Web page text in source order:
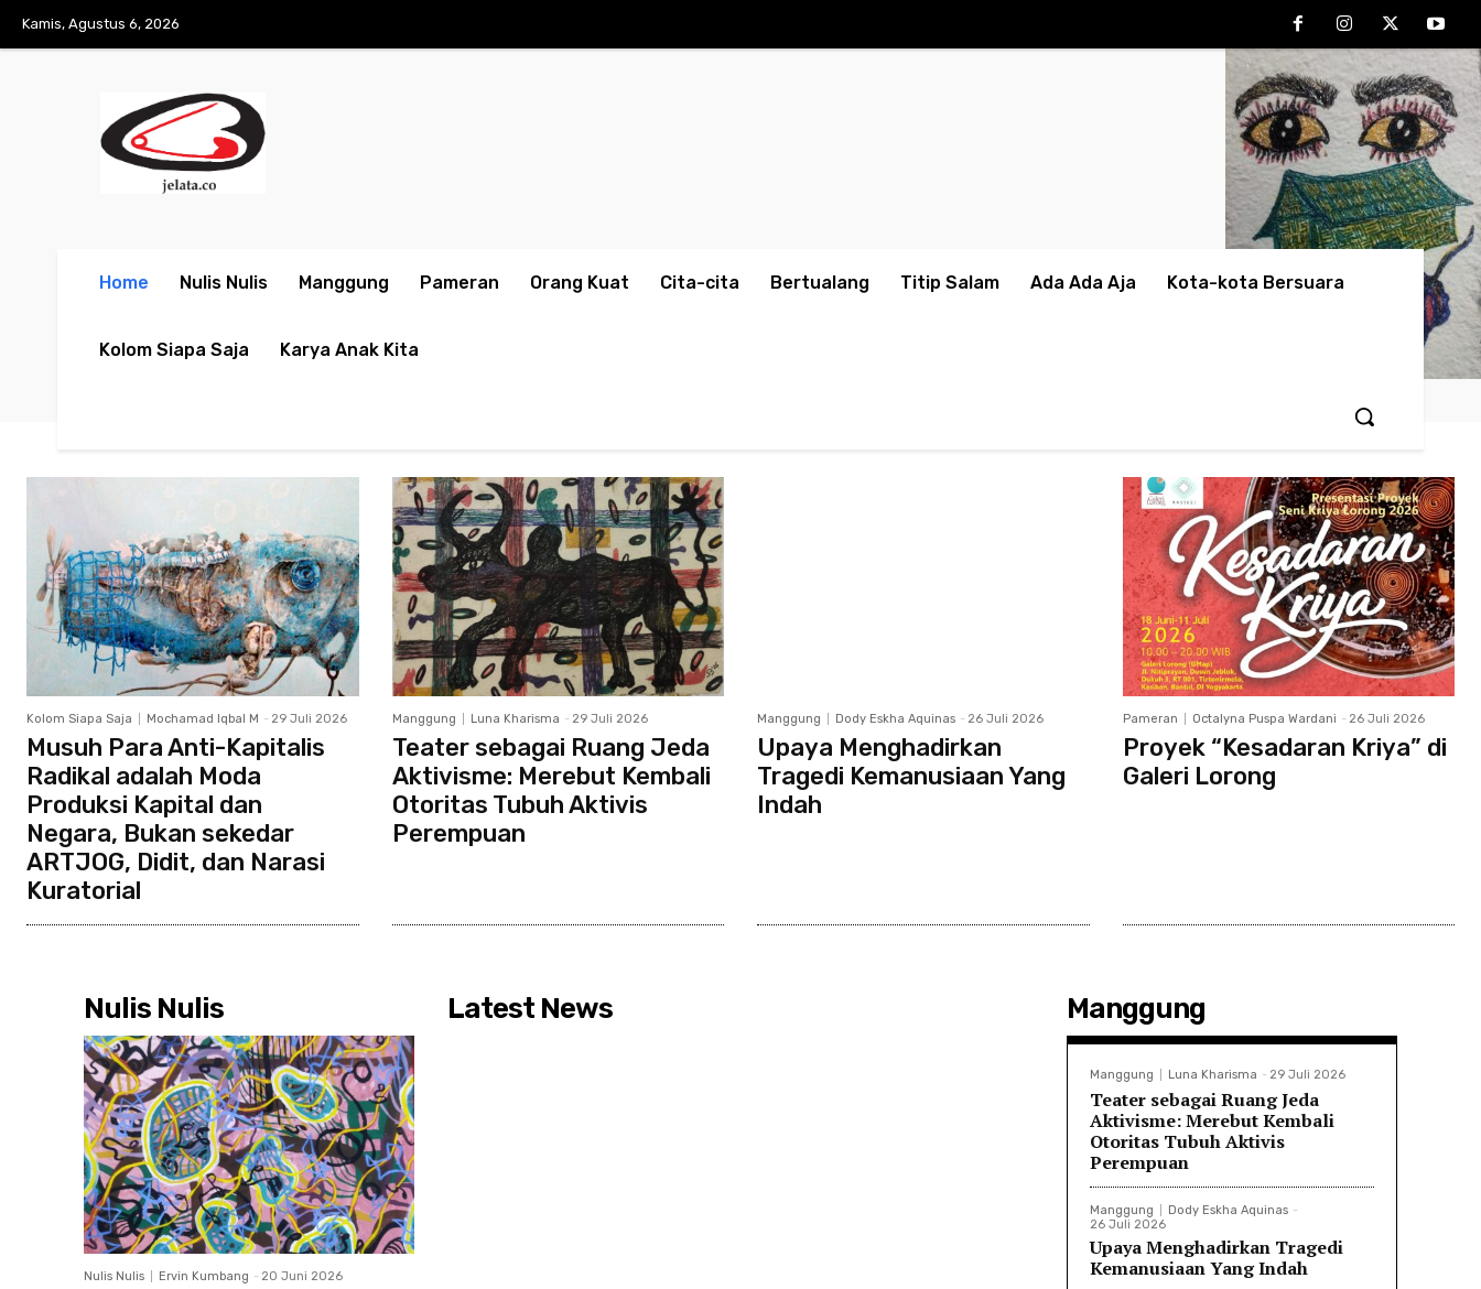
Kamis, Agustus 6, 2026
Home Nulis Nulis Manggung Pameran Orang Kuat Cita-cita Bertualang Titip Salam Ada Ada Aja Kota-kota Bersuara
Kolom Siapa Saja Karya Anak Kita
Kolom Siapa Saja Mochamad Iqbal M - 29 Juli 2026
Musuh Para Anti-Kapitalis
Radikal adalah Moda
Produksi Kapital dan
Negara, Bukan sekedar
ARTJOG, Didit, dan Narasi
Kuratorial
Manggung Luna Kharisma - 29 Juli 2026
Teater sebagai Ruang Jeda
Aktivisme: Merebut Kembali
Otoritas Tubuh Aktivis
Perempuan
Manggung Dody Eskha Aquinas - 26 Juli 2026
Upaya Menghadirkan
Tragedi Kemanusiaan Yang
Indah
Pameran Octalyna Puspa Wardani - 26 Juli 2026
Proyek “Kesadaran Kriya” di
Galeri Lorong
Nulis Nulis
Nulis Nulis Ervin Kumbang - 20 Juni 2026
Latest News Manggung
Manggung Luna Kharisma - 29 Juli 2026
Teater sebagai Ruang Jeda
Aktivisme: Merebut Kembali
Otoritas Tubuh Aktivis
Perempuan
Manggung Dody Eskha Aquinas -
26 Juli 2026
Upaya Menghadirkan Tragedi
Kemanusiaan Yang Indah